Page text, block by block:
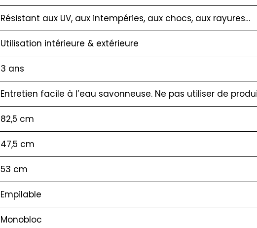
Résistant aux UV, aux intempéries, aux chocs, aux rayures…
Utilisation intérieure & extérieure
3 ans
Entretien facile à l’eau savonneuse. Ne pas utiliser de
82,5 cm
47,5 cm
53 cm
Empilable
Monobloc